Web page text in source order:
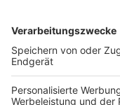
TOP-VEREINE